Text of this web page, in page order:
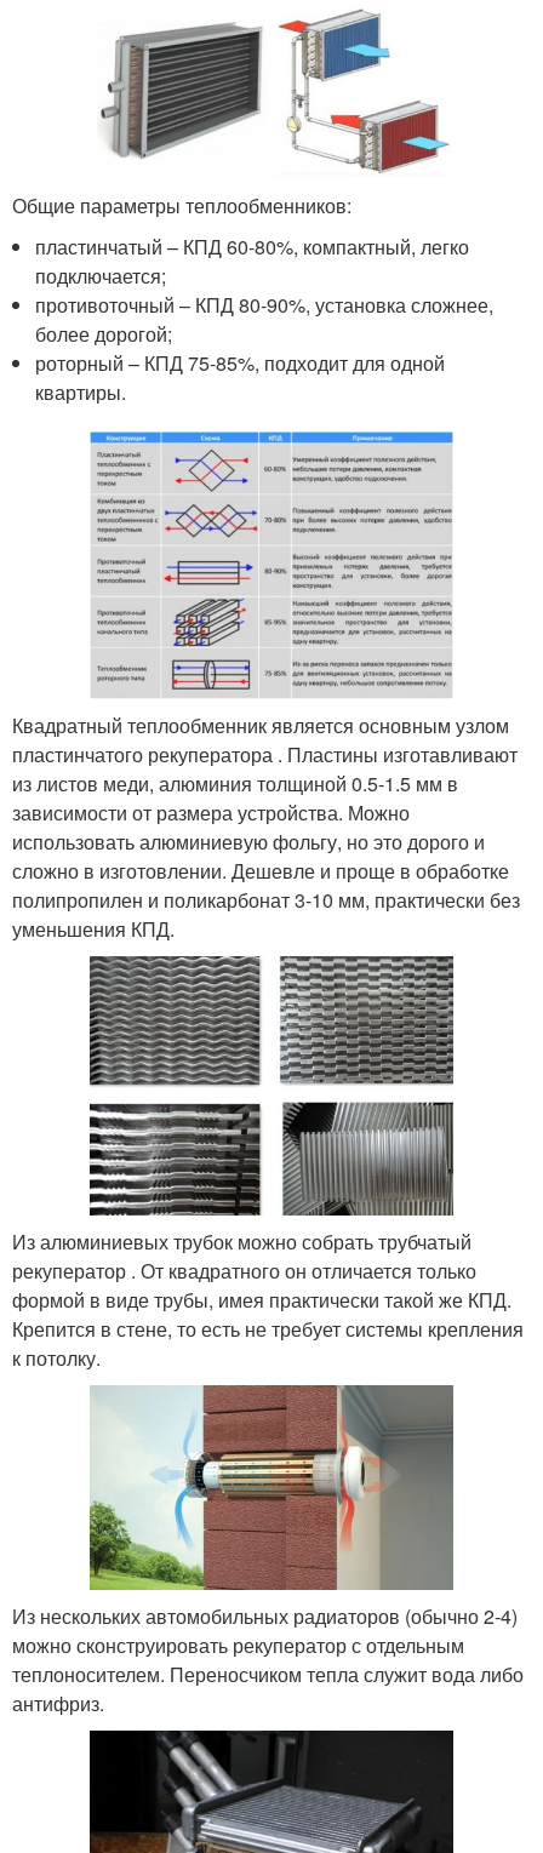
Общие параметры теплообменников:
пластинчатый – КПД 60-80%, компактный, легко
подключается;
противоточный – КПД 80-90%, установка сложнее,
более дорогой;
роторный – КПД 75-85%, подходит для одной
квартиры.
Квадратный теплообменник является основным узлом
пластинчатого рекуператора . Пластины изготавливают
из листов меди, алюминия толщиной 0.5-1.5 мм в
зависимости от размера устройства. Можно
использовать алюминиевую фольгу, но это дорого и
сложно в изготовлении. Дешевле и проще в обработке
полипропилен и поликарбонат 3-10 мм, практически без
уменьшения КПД.
Из алюминиевых трубок можно собрать трубчатый
рекуператор . От квадратного он отличается только
формой в виде трубы, имея практически такой же КПД.
Крепится в стене, то есть не требует системы крепления
к потолку.
Из нескольких автомобильных радиаторов (обычно 2-4)
можно сконструировать рекуператор с отдельным
теплоносителем. Переносчиком тепла служит вода либо
антифриз.